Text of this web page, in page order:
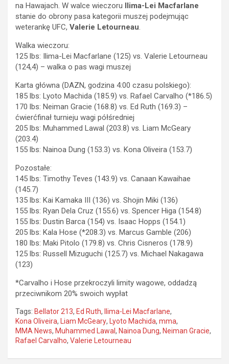
na Hawajach. W walce wieczoru Ilima-Lei Macfarlane
stanie do obrony pasa kategorii muszej podejmując
weterankę UFC, Valerie Letourneau.
Walka wieczoru:
125 lbs: Ilima-Lei Macfarlane (125) vs. Valerie Letourneau
(124,4) – walka o pas wagi muszej
Karta główna (DAZN, godzina 4:00 czasu polskiego):
185 lbs: Lyoto Machida (185.9) vs. Rafael Carvalho (*186.5)
170 lbs: Neiman Gracie (168.8) vs. Ed Ruth (169.3) –
ćwierćfinał turnieju wagi półśredniej
205 lbs: Muhammed Lawal (203.8) vs. Liam McGeary
(203.4)
155 lbs: Nainoa Dung (153.3) vs. Kona Oliveira (153.7)
Pozostałe:
145 lbs: Timothy Teves (143.9) vs. Canaan Kawaihae
(145.7)
135 lbs: Kai Kamaka III (136) vs. Shojin Miki (136)
155 lbs: Ryan Dela Cruz (155.6) vs. Spencer Higa (154.8)
155 lbs: Dustin Barca (154) vs. Isaac Hopps (154.1)
205 lbs: Kala Hose (*208.3) vs. Marcus Gamble (206)
180 lbs: Maki Pitolo (179.8) vs. Chris Cisneros (178.9)
125 lbs: Russell Mizuguchi (125.7) vs. Michael Nakagawa
(123)
*Carvalho i Hose przekroczyli limity wagowe, oddadzą
przeciwnikom 20% swoich wypłat
Tags: Bellator 213, Ed Ruth, Ilima-Lei Macfarlane,
Kona Oliveira, Liam McGeary, Lyoto Machida, mma,
MMA News, Muhammed Lawal , Nainoa Dung, Neiman Gracie,
Rafael Carvalho, Valerie Letourneau